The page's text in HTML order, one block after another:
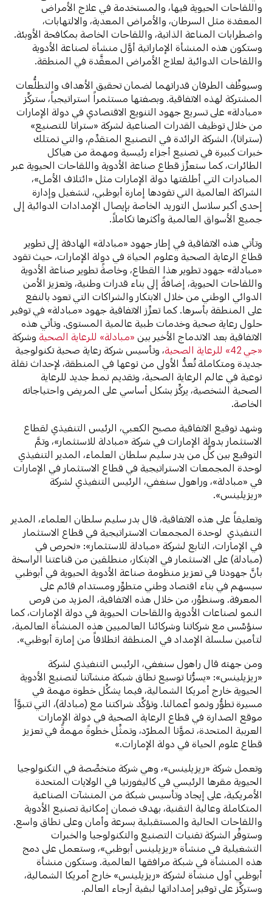
واللقاحات الحيوية فيها، والمستخدمة في علاج الأمراض
المعقدة مثل السرطان، والأمراض المعدية، والالتهابات،
واضطرابات المناعة الذاتية، واللقاحات الخاصة بمكافحة الأوبئة.
وستكون هذه المنشأة الإماراتية أوَّل منشأة لصناعة الأدوية
واللقاحات الدوائية لعلاج الأمراض المعقَّدة في المنطقة.
وسيوظِّف الطرفان قدراتهما لضمان تحقيق الأهداف والتطلُّعات
المشتركة لهذه الاتفاقية. وبصفتها مستثمراً استراتيجياً، ستركِّز
«مبادلة» على تسريع جهود التنويع الاقتصادي في دولة الإمارات
من خلال توظيف القدرات الصناعية لشركة «ستراتا للتصنيع»
(ستراتا)، الشركة الرائدة في التصنيع المتقدِّم، والتي تمتلك
خبرات كبيرة في تصنيع أجزاء رئيسية ومهمة من هياكل
الطائرات، كما ستعزِّز قطاع صناعة الأدوية واللقاحات الحيوية عبر
المبادرات التي أطلقتها دولة الإمارات مثل «ائتلاف الأمل»،
الشراكة العالمية التي تقودها إمارة أبوظبي، لتشغيل وإدارة
إحدى أكبر سلاسل التوريد الخاصة بإيصال الإمدادات الدوائية إلى
جميع الأسواق العالمية وأكثرها تكاملاً.
وتأتي هذه الاتفاقية في إطار جهود «مبادلة» الهادفة إلى تطوير
قطاع الرعاية الصحية وعلوم الحياة في دولة الإمارات، حيث تقود
«مبادلة» جهود تطوير هذا القطاع، وخاصةً تطوير صناعة الأدوية
واللقاحات الحيوية، إضافةً إلى بناء قدرات وطنية، وتعزيز الأمن
الدوائي الوطني من خلال الابتكار والشراكات التي تعود بالنفع
على المنطقة بأسرها. كما تعزِّز الاتفاقية جهود «مبادلة» في توفير
حلول رعاية صحية وخدمات طبية عالمية المستوى. وتأتي هذه
الاتفاقية بعد الاندماج الأخير بين«مبادلة» للرعاية الصحيةوشركة
«جي 42» للرعاية الصحية
، وتأسيس شركة رعاية صحية تكنولوجية
جديدة ومتكاملة تُعدُّ الأولى من نوعها في المنطقة، لإحداث نقلة
نوعية في عالم الرعاية الصحية، وتقديم نمط جديد للرعاية
الصحية الشخصية، يركِّز بشكل أساسي على المريض واحتياجاته
الخاصة.
وشهد توقيع الاتفاقية مصبح الكعبي، الرئيس التنفيذي لقطاع
الاستثمار بدولة الإمارات في شركة «مبادلة للاستثمار»، وتمَّ
التوقيع بين كلٍّ من بدر سليم سلطان العلماء، المدير التنفيذي
لوحدة المجمعات الاستراتيجية في قطاع الاستثمار في الإمارات
في «مبادلة»، وراهول سنغفي، الرئيس التنفيذي لشركة
«ريزيلينس».
وتعليقاً على هذه الاتفاقية، قال بدر سليم سلطان العلماء، المدير
التنفيذي لوحدة المجمعات الاستراتيجية في قطاع الاستثمار
في الإمارات، التابع لشركة «مبادلة للاستثمار»: «نحرص في
(مبادلة) على الاستثمار في الابتكار، منطلقين من قناعتنا الراسخة
بأنَّ جهودنا في تعزيز منظومة صناعة الأدوية الحيوية في أبوظبي
سيسهم في بناء اقتصاد وطني متطوِّر ومستدام قائم على
المعرفة. وسنطوِّر، من خلال هذه الاتفافية، المزيد من فرص
النمو لصناعات الأدوية واللقاحات الحيوية في دولة الإمارات، كما
سنؤسِّس مع شركاتنا وشركائنا العالميين هذه المنشأة العالمية،
لتأمين سلسلة الإمداد في المنطقة انطلاقاً من إمارة أبوظبي».
ومن جهته قال راهول سنغفي، الرئيس التنفيذي لشركة
«ريزيلينس»: «يسرُّنا توسيع نطاق شبكة منشآتنا لتصنيع الأدوية
الحيوية خارج أمريكا الشمالية، فيما يشكِّل خطوة مهمة في
مسيرة تطوُّر ونمو أعمالنا. وتؤكِّد شراكتنا مع (مبادلة)، التي تتبوَّأ
موقع الصدارة في قطاع الرعاية الصحية في دولة الإمارات
العربية المتحدة، نموَّنا المطرّد، وتمثِّل خطوةً مهمةً في تعزيز
قطاع علوم الحياة في دولة الإمارات.»
وتعمل شركة «ريزيلينس»، وهي شركة متخصِّصة في التكنولوجيا
الحيوية مقرها الرئيسي في كاليفورنيا في الولايات المتحدة
الأمريكية، على إيجاد وتأسيس شبكة من المنشآت الصناعية
المتكاملة وعالية التقنية، بهدف ضمان إمكانية تصنيع الأدوية
واللقاحات الحالية والمستقبلية بسرعة وأمان وعلى نطاق واسع.
وستوفِّر الشركة تقنيات التصنيع والتكنولوجيا والخبرات
التشغيلية في منشأة «ريزيلينس أبوظبي»، وستعمل على دمج
هذه المنشأة في شبكة مرافقها العالمية. وستكون منشأة
أبوظبي أول منشأة لشركة «ريزيلينس» خارج أمريكا الشمالية،
وستركِّز على توفير إمداداتها لبقية أرجاء العالم.